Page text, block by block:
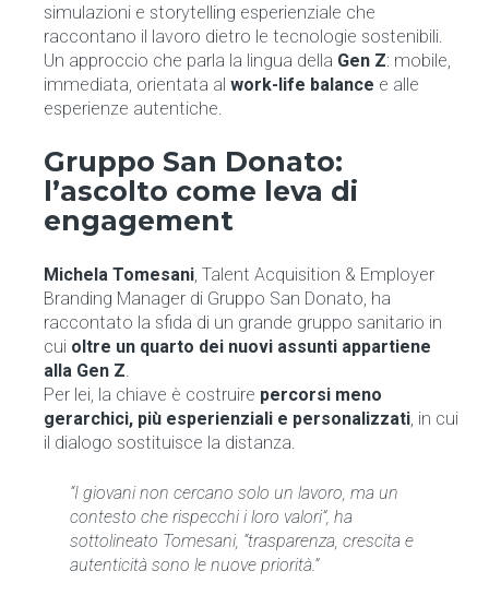
simulazioni e storytelling esperienziale che
raccontano il lavoro dietro le tecnologie sostenibili.
Un approccio che parla la lingua della Gen Z: mobile,
immediata, orientata al work-life balance e alle
esperienze autentiche.
Gruppo San Donato:
l’ascolto come leva di
engagement
Michela Tomesani, Talent Acquisition & Employer
Branding Manager di Gruppo San Donato, ha
raccontato la sfida di un grande gruppo sanitario in
cui oltre un quarto dei nuovi assunti appartiene
alla Gen Z.
Per lei, la chiave è costruire percorsi meno
gerarchici, più esperienziali e personalizzati, in cui
il dialogo sostituisce la distanza.
“I giovani non cercano solo un lavoro, ma un
contesto che rispecchi i loro valori”, ha
sottolineato Tomesani, “trasparenza, crescita e
autenticità sono le nuove priorità.”